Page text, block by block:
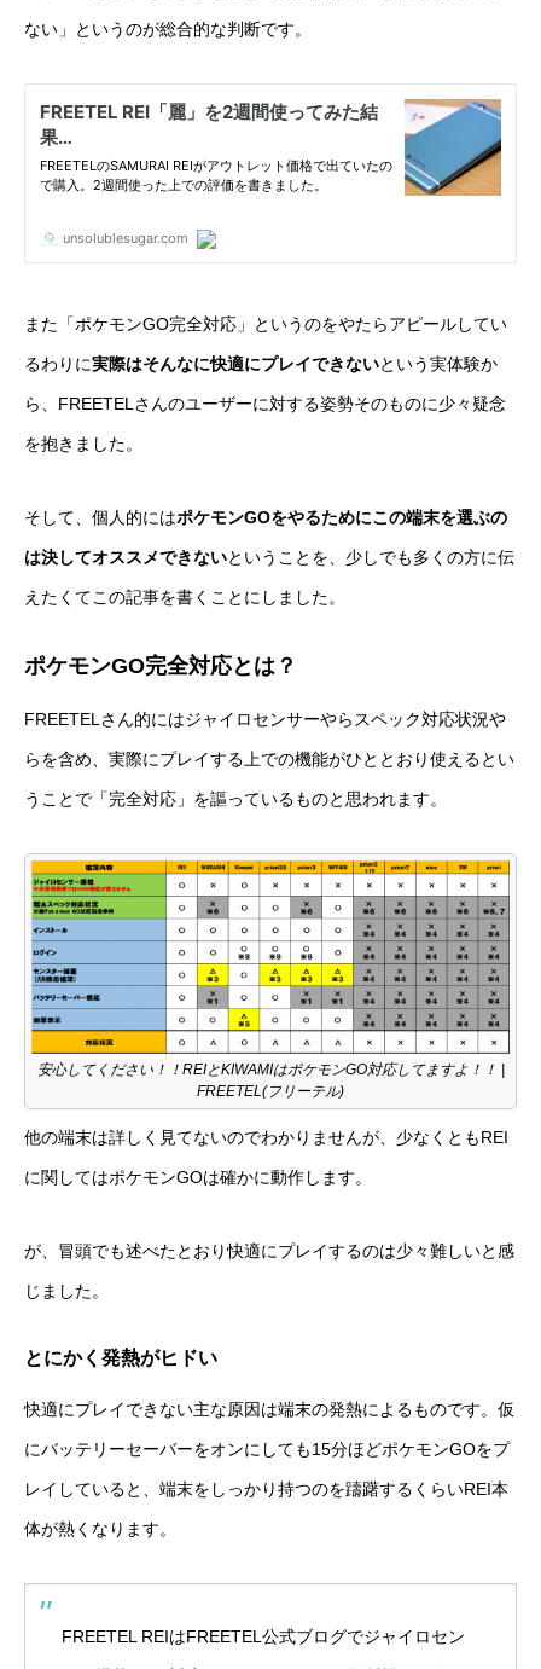
ない」というのが総合的な判断です。
また「ポケモンGO完全対応」というのをやたらアピールしてい
るわりに実際はそんなに快適にプレイできないという実体験か
ら、FREETELさんのユーザーに対する姿勢そのものに少々疑念
を抱きました。
そして、個人的にはポケモンGOをやるためにこの端末を選ぶの
は決してオススメできないということを、少しでも多くの方に伝
えたくてこの記事を書くことにしました。
ポケモンGO完全対応とは？
FREETELさん的にはジャイロセンサーやらスペック対応状況や
らを含め、実際にプレイする上での機能がひととおり使えるとい
うことで「完全対応」を謳っているものと思われます。
安心してください！！REIとKIWAMIはポケモンGO対応してますよ！！ |
FREETEL(フリーテル)
他の端末は詳しく見てないのでわかりませんが、少なくともREI
に関してはポケモンGOは確かに動作します。
が、冒頭でも述べたとおり快適にプレイするのは少々難しいと感
じました。
とにかく発熱がヒドい
快適にプレイできない主な原因は端末の発熱によるものです。仮
にバッテリーセーバーをオンにしても15分ほどポケモンGOをプ
レイしていると、端末をしっかり持つのを躊躇するくらいREI本
体が熱くなります。
FREETEL REIはFREETEL公式ブログでジャイロセン